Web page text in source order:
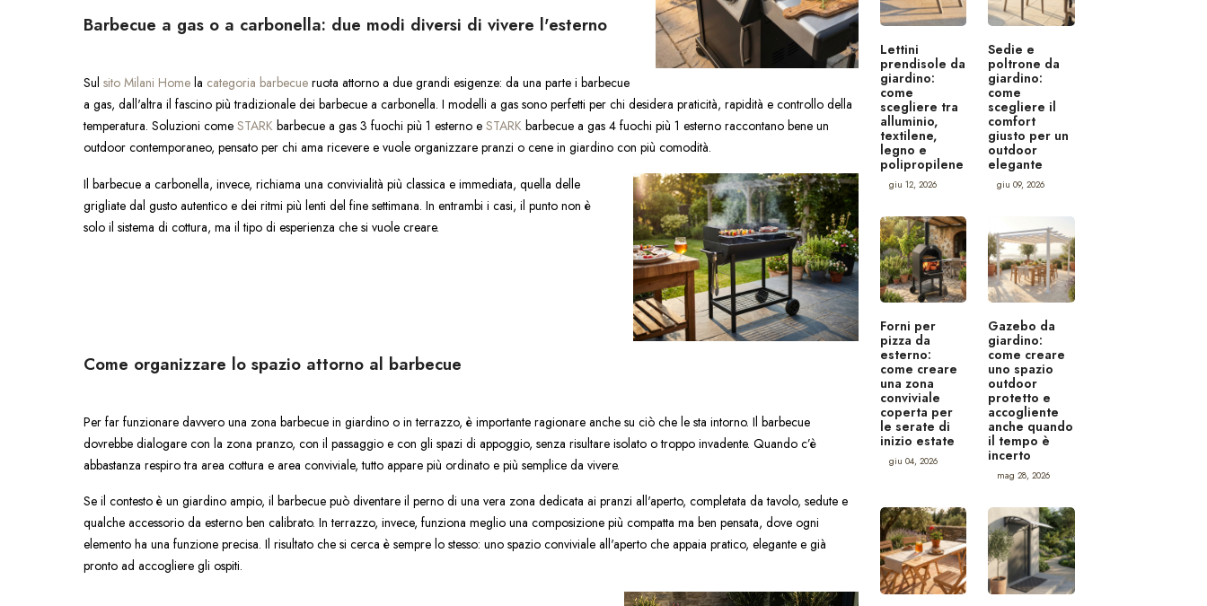
Barbecue a gas o a carbonella: due modi diversi di vivere l'esterno
Sul sito Milani Homela categoria barbecueruota attorno a due grandi esigenze: da una parte i barbecue
a gas, dall'altra il fascino più tradizionale dei barbecue a carbonella. I modelli a gas sono perfetti per chi desidera praticità, rapidità e controllo della
temperatura. Soluzioni come STARK barbecue a gas 3 fuochi più 1 esterno e STARK barbecue a gas 4 fuochi più 1 esterno raccontano bene un
outdoor contemporaneo, pensato per chi ama ricevere e vuole organizzare pranzi o cene in giardino con più comodità.
Il barbecue a carbonella, invece, richiama una convivialità più classica e immediata, quella delle
grigliate dal gusto autentico e dei ritmi più lenti del fine settimana. In entrambi i casi, il punto non è
solo il sistema di cottura, ma il tipo di esperienza che si vuole creare.
Come organizzare lo spazio attorno al barbecue
Per far funzionare davvero una zona barbecue in giardino o in terrazzo, è importante ragionare anche su ciò che le sta intorno. Il barbecue
dovrebbe dialogare con la zona pranzo, con il passaggio e con gli spazi di appoggio, senza risultare isolato o troppo invadente. Quando c’è
abbastanza respiro tra area cottura e area conviviale, tutto appare più ordinato e più semplice da vivere.
Se il contesto è un giardino ampio, il barbecue può diventare il perno di una vera zona dedicata ai pranzi all'aperto, completata da tavolo, sedute e
qualche accessorio da esterno ben calibrato. In terrazzo, invece, funziona meglio una composizione più compatta ma ben pensata, dove ogni
elemento ha una funzione precisa. Il risultato che si cerca è sempre lo stesso: uno spazio conviviale all'aperto che appaia pratico, elegante e già
pronto ad accogliere gli ospiti.
Lettini
prendisole da
giardino:
come
scegliere tra
alluminio,
textilene,
legno e
polipropilene
giu 12, 2026
Sedie e
poltrone da
giardino:
come
scegliere il
comfort
giusto per un
outdoor
elegante
giu 09, 2026
Forni per
pizza da
esterno:
come creare
una zona
conviviale
coperta per
le serate di
inizio estate
giu 04, 2026
Gazebo da
giardino:
come creare
uno spazio
outdoor
protetto e
accogliente
anche quando
il tempo è
incerto
mag 28, 2026